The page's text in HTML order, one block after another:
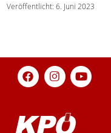
Veröffentlicht: 6. Juni 2023